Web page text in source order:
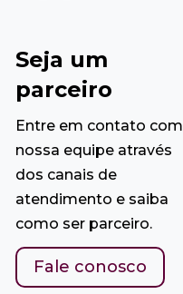
Seja um
parceiro
Entre em contato com
nossa equipe através
dos canais de
atendimento e saiba
como ser parceiro.
Fale conosco